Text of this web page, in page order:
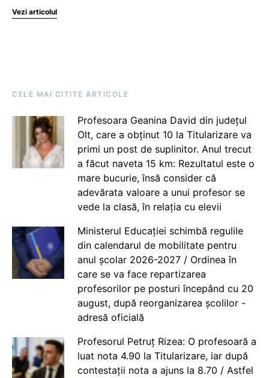
Vezi articolul
CELE MAI CITITE ARTICOLE
Profesoara Geanina David din județul
Olt, care a obținut 10 la Titularizare va
primi un post de suplinitor. Anul trecut
a făcut naveta 15 km: Rezultatul este o
mare bucurie, însă consider că
adevărata valoare a unui profesor se
vede la clasă, în relația cu elevii
Ministerul Educației schimbă regulile
din calendarul de mobilitate pentru
anul școlar 2026-2027 / Ordinea în
care se va face repartizarea
profesorilor pe posturi începând cu 20
august, după reorganizarea școlilor -
adresă oficială
Profesorul Petruț Rizea: O profesoară a
luat nota 4.90 la Titularizare, iar după
contestații nota a ajuns la 8.70 / Astfel